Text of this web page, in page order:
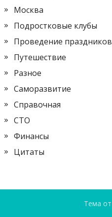
Москва
Подростковые клубы
Проведение праздников
Путешествие
Разное
Саморазвитие
Справочная
СТО
Финансы
Цитаты
Тема от